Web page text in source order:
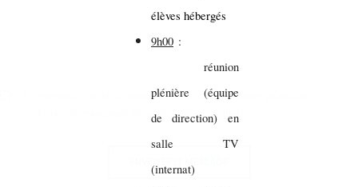
élèves hébergés
9h00 :
réunion
plénière (équipe
de direction) en
salle TV
(internat)
Je comprends que les données saisies ne seront utilisées qu'aux fins
exclusives du traitement de ma demande de contact.